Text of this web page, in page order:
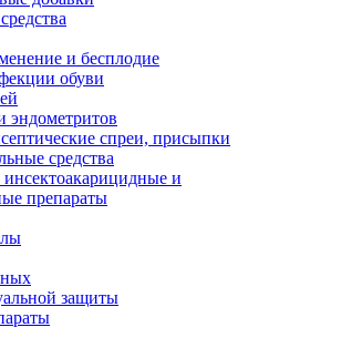
и бесплодие
обуви
эндометритов
спреи, присыпки
средства
и
препараты
защиты